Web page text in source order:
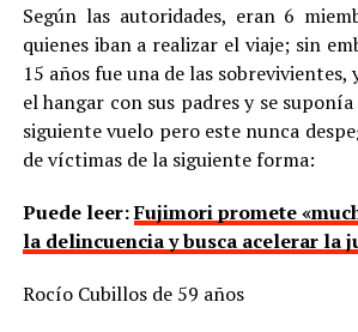
Según las autoridades, eran 6
quienes iban a realizar el viaje; sin
15 años fue una de las sobrevivientes,
el hangar con sus padres y se
siguiente vuelo pero este nunca
de víctimas de la siguiente forma:
Puede leer:Fujimori promete
la delincuencia y busca acelerar la
Rocío Cubillos de 59 años